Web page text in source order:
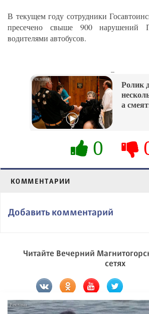
В текущем году сотрудники
пресечено свыше 900 нарушений
водителями автобусов.
Ролик
а
0
КОММЕНТАРИИ
Добавить комментарий
Читайте Вечерний
сетях